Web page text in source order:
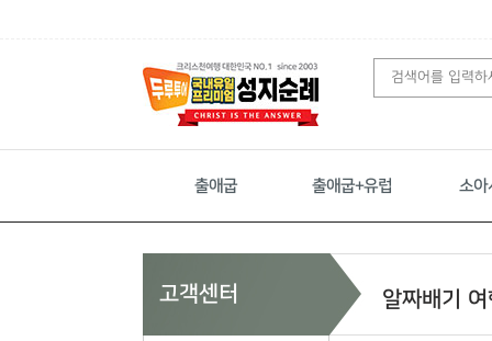
출애굽 출애굽+유럽 소아
고객센터 알짜배기